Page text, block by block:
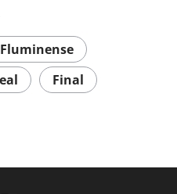
Fluminense
Final